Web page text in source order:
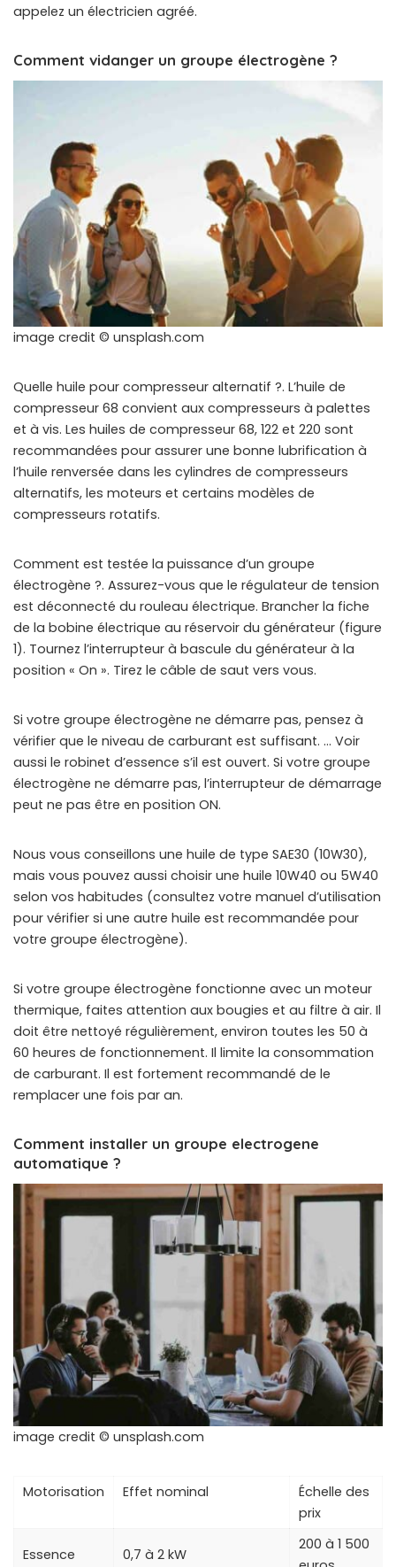
appelez un électricien agréé.
Comment vidanger un groupe électrogène ?
image credit © unsplash.com
Quelle huile pour compresseur alternatif ?. L’huile de
compresseur 68 convient aux compresseurs à palettes
et à vis. Les huiles de compresseur 68, 122 et 220 sont
recommandées pour assurer une bonne lubrification à
l’huile renversée dans les cylindres de compresseurs
alternatifs, les moteurs et certains modèles de
compresseurs rotatifs.
Comment est testée la puissance d’un groupe
électrogène ?. Assurez-vous que le régulateur de tension
est déconnecté du rouleau électrique. Brancher la fiche
de la bobine électrique au réservoir du générateur (figure
1). Tournez l’interrupteur à bascule du générateur à la
position « On ». Tirez le câble de saut vers vous.
Si votre groupe électrogène ne démarre pas, pensez à
vérifier que le niveau de carburant est suffisant. … Voir
aussi le robinet d’essence s’il est ouvert. Si votre groupe
électrogène ne démarre pas, l’interrupteur de démarrage
peut ne pas être en position ON.
Nous vous conseillons une huile de type SAE30 (10W30),
mais vous pouvez aussi choisir une huile 10W40 ou 5W40
selon vos habitudes (consultez votre manuel d’utilisation
pour vérifier si une autre huile est recommandée pour
votre groupe électrogène).
Si votre groupe électrogène fonctionne avec un moteur
thermique, faites attention aux bougies et au filtre à air. Il
doit être nettoyé régulièrement, environ toutes les 50 à
60 heures de fonctionnement. Il limite la consommation
de carburant. Il est fortement recommandé de le
remplacer une fois par an.
Comment installer un groupe electrogene
automatique ?
image credit © unsplash.com
Motorisation Effet nominal
Échelle des
prix
Essence 0,7 à 2 kW
200 à 1 500